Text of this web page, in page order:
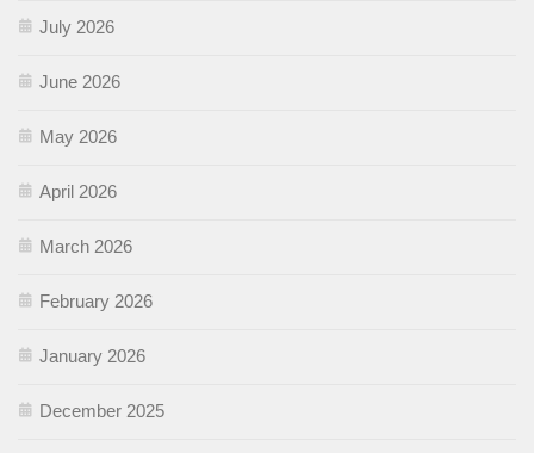
July 2026
June 2026
May 2026
April 2026
March 2026
February 2026
January 2026
December 2025